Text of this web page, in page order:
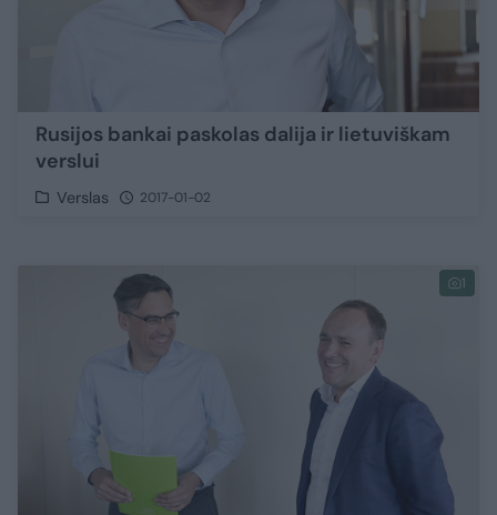
Rusijos bankai paskolas dalija ir lietuviškam
verslui
Verslas 2017-01-02
1